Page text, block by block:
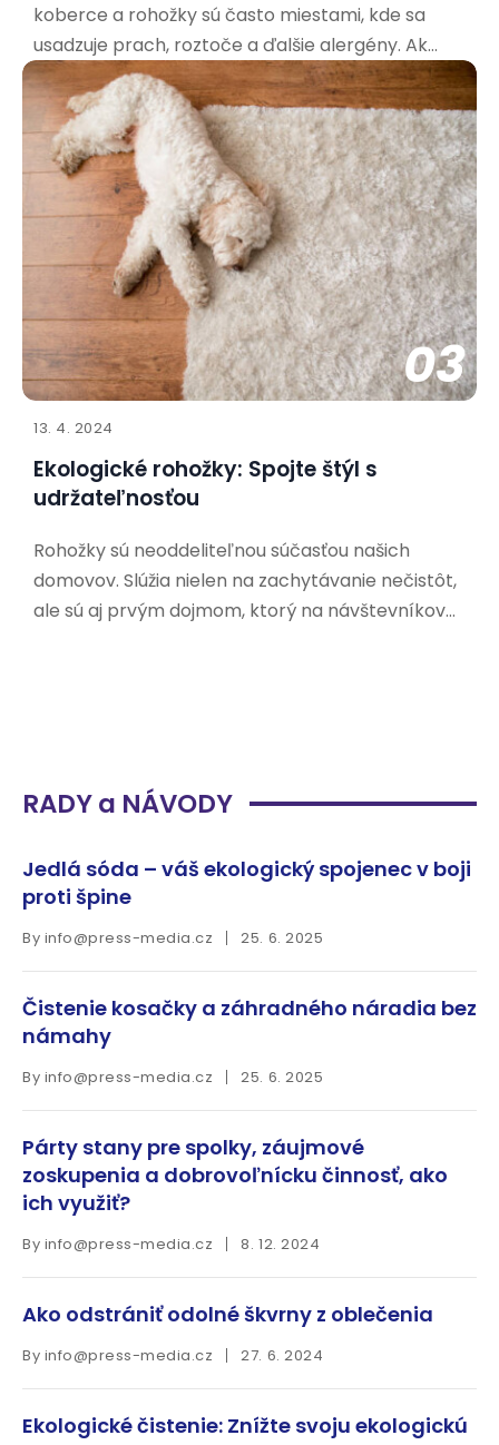
koberce a rohožky sú často miestami, kde sa
usadzuje prach, roztoče a ďalšie alergény. Ak
trpíte alergiami, výber správnej rohožky je kľúčový
pre vaše zdravie a pohodu. Aké materiály sú
najvhodnejšie pre alergikov? Pri výbere rohožky
pre alergikov
03
13. 4. 2024
Ekologické rohožky: Spojte štýl s
udržateľnosťou
Rohožky sú neoddeliteľnou súčasťou našich
domovov. Slúžia nielen na zachytávanie nečistôt,
ale sú aj prvým dojmom, ktorý na návštevníkov
RADY a NÁVODY
Jedlá sóda – váš ekologický spojenec v boji
proti špine
By info@press-media.cz 25. 6. 2025
Čistenie kosačky a záhradného náradia bez
námahy
By info@press-media.cz 25. 6. 2025
Párty stany pre spolky, záujmové
zoskupenia a dobrovoľnícku činnosť, ako
ich využiť?
By info@press-media.cz 8. 12. 2024
Ako odstrániť odolné škvrny z oblečenia
By info@press-media.cz 27. 6. 2024
Ekologické čistenie: Znížte svoju ekologickú